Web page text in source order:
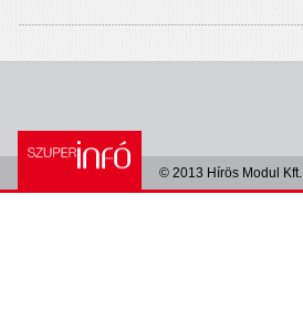
© 2013 Hírös Modul Kft.